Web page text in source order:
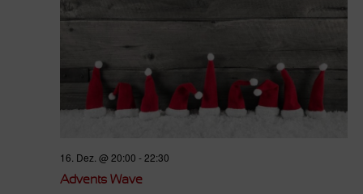
16. Dez. @ 20:00 -22:30
Advents Wave